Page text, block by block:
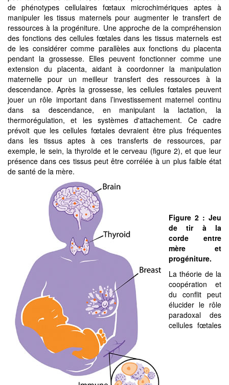
de phénotypes cellulaires fœtaux microchimériques aptes à
manipuler les tissus maternels pour augmenter le transfert de
ressources à la progéniture. Une approche de la compréhension
des fonctions des cellules fœtales dans les tissus maternels est
de les considérer comme parallèles aux fonctions du placenta
pendant la grossesse. Elles peuvent fonctionner comme une
extension du placenta, aidant à coordonner la manipulation
maternelle pour un meilleur transfert des ressources à la
descendance. Après la grossesse, les cellules fœtales peuvent
jouer un rôle important dans l’investissement maternel continu
dans sa descendance, en manipulant la lactation, la
thermorégulation, et les systèmes d'attachement. Ce cadre
prévoit que les cellules fœtales devraient être plus fréquentes
dans les tissus aptes à ces transferts de ressources, par
exemple, le sein, la thyroïde et le cerveau (figure 2), et que leur
présence dans ces tissus peut être corrélée à un plus faible état
de santé de la mère.
Figure 2 : Jeu
de tir à la
corde entre
mère et
progéniture.
La théorie de la
coopération et
du conflit peut
élucider le rôle
paradoxal des
cellules fœtales